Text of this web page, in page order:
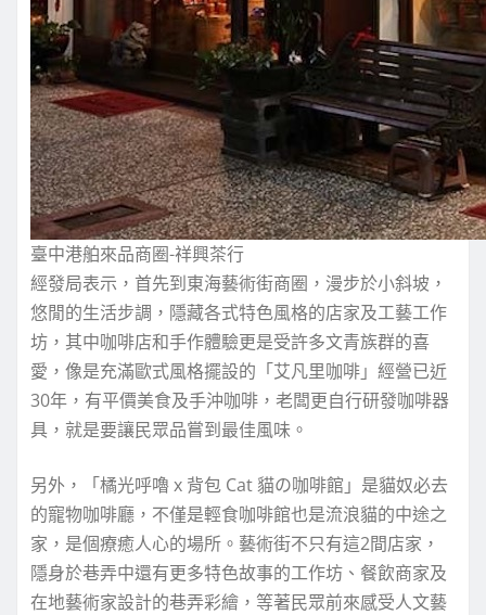
臺中港舶來品商圈-祥興茶行
經發局表示，首先到東海藝術街商圈，漫步於小斜坡，
悠閒的生活步調，隱藏各式特色風格的店家及工藝工作
坊，其中咖啡店和手作體驗更是受許多文青族群的喜
愛，像是充滿歐式風格擺設的「艾凡里咖啡」經營已近
30年，有平價美食及手沖咖啡，老闆更自行研發咖啡器
具，就是要讓民眾品嘗到最佳風味。
另外，「橘光呼嚕 x 背包 Cat 貓の咖啡館」是貓奴必去
的寵物咖啡廳，不僅是輕食咖啡館也是流浪貓的中途之
家，是個療癒人心的場所。藝術街不只有這2間店家，
隱身於巷弄中還有更多特色故事的工作坊、餐飲商家及
在地藝術家設計的巷弄彩繪，等著民眾前來感受人文藝